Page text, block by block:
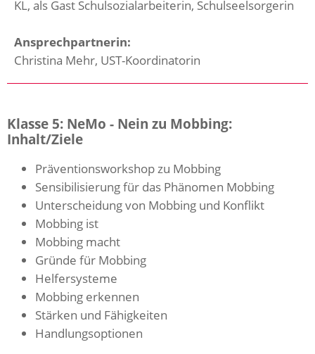
KL, als Gast Schulsozialarbeiterin, Schulseelsorgerin
Ansprechpartnerin:
Christina Mehr, UST-Koordinatorin
Klasse 5: NeMo - Nein zu Mobbing:
Inhalt/Ziele
Präventionsworkshop zu Mobbing
Sensibilisierung für das Phänomen Mobbing
Unterscheidung von Mobbing und Konflikt
Mobbing ist
Mobbing macht
Gründe für Mobbing
Helfersysteme
Mobbing erkennen
Stärken und Fähigkeiten
Handlungsoptionen